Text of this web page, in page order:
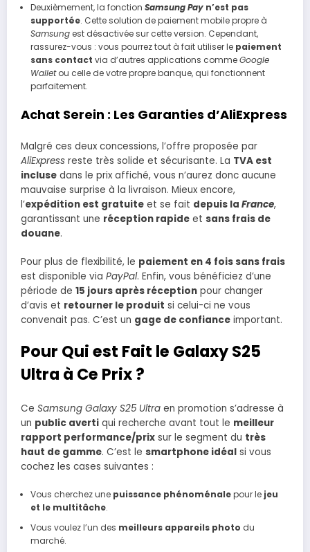
Deuxièmement, la fonction Samsung Payn’est pas
supportée. Cette solution de paiement mobile propre à
Samsungest désactivée sur cette version. Cependant,
rassurez-vous : vous pourrez tout à fait utiliser le paiement
sans contact via d’autres applications commeGoogle
Walletou celle de votre propre banque, qui fonctionnent
parfaitement.
Achat Serein : Les Garanties d’AliExpress
Malgré ces deux concessions, l’offre proposée par
AliExpress reste très solide et sécurisante. La TVA est
incluse dans le prix affiché, vous n’aurez donc aucune
mauvaise surprise à la livraison. Mieux encore,
l’expédition est gratuite et se fait depuis la France,
garantissant une réception rapide et sans frais de
douane.
Pour plus de flexibilité, le paiement en 4 fois sans frais
est disponible via PayPal. Enfin, vous bénéficiez d’une
période de 15 jours après réception pour changer
d’avis et retourner le produit si celui-ci ne vous
convenait pas. C’est un gage de confiance important.
Pour Qui est Fait le Galaxy S25
Ultra à Ce Prix ?
Ce Samsung Galaxy S25 Ultra en promotion s’adresse à
un public averti qui recherche avant tout le meilleur
rapport performance/prix sur le segment du très
haut de gamme. C’est le smartphone idéal si vous
cochez les cases suivantes :
Vous cherchez une puissance phénoménalepour le jeu
et le multitâche.
Vous voulez l’un des meilleurs appareils photo du
marché.